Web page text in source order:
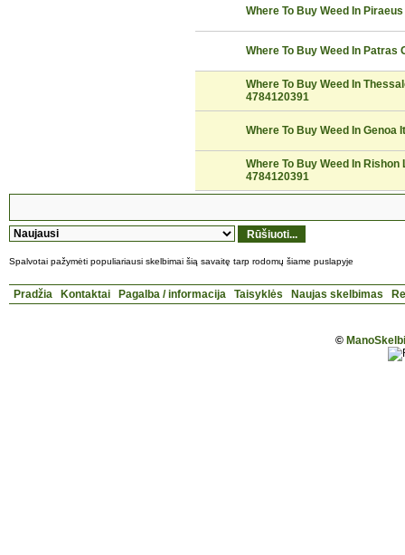
Where To Buy Weed In
Where To Buy Weed In Patras
Where To Buy Weed In
4784120391
Where To Buy Weed In Genoa
Where To Buy Weed In
4784120391
Spalvotai pažymėti populiariausi skelbimai šią savaitę tarp rodomų šiame puslapyje
Pradžia Kontaktai Pagalba / informacija Taisyklės Naujas skelbimas
©